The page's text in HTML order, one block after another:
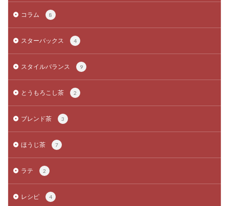
コラム 8
スターバックス 4
スタイルバランス 9
とうもろこし茶 2
ブレンド茶 3
ほうじ茶 7
ラテ 2
レシピ 4